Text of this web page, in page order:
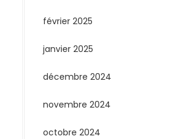
février 2025
janvier 2025
décembre 2024
novembre 2024
octobre 2024